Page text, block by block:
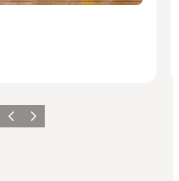
Forrige billede
Næste billede